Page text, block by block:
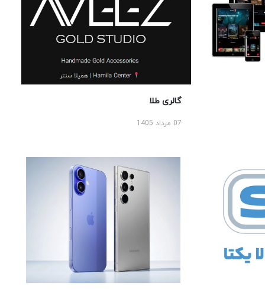
گالری طلا
07 مرداد 1405